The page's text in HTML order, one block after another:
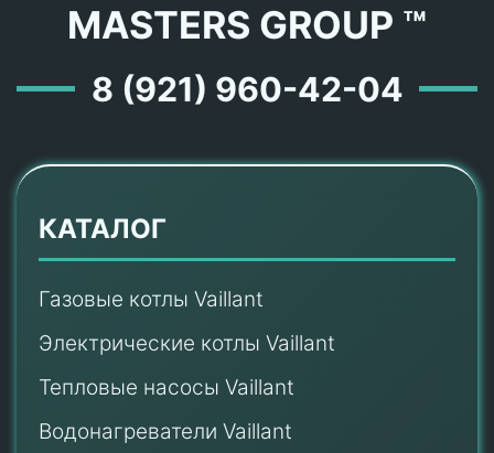
MASTERS GROUP ™
8 (921) 960-42-04
КАТАЛОГ
Газовые котлы Vaillant
Электрические котлы Vaillant
Тепловые насосы Vaillant
Водонагреватели Vaillant